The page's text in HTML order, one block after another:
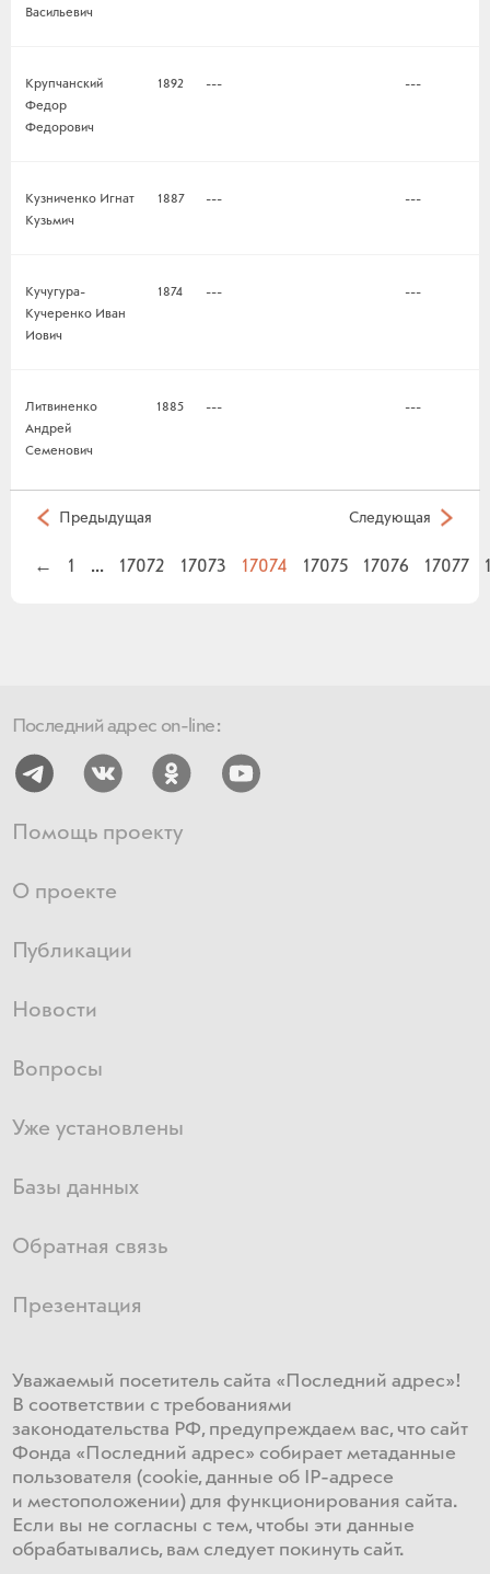
Васильевич
Крупчанский
Федор
Федорович
1892 --- ---
Кузниченко Игнат
Кузьмич
1887 --- ---
Кучугура-
Кучеренко Иван
Иович
1874 --- ---
Литвиненко
Андрей
Семенович
1885 --- ---
Предыдущая Следующая
← 1 ... 17072 17073 17074 17075 17076 17077
Последний адрес on-line:
Помощь проекту
О проекте
Публикации
Новости
Вопросы
Уже установлены
Базы данных
Обратная связь
Презентация
Уважаемый посетитель сайта «Последний адрес»!
В соответствии с требованиями
законодательства РФ, предупреждаем вас, что сайт
Фонда «Последний адрес» собирает метаданные
пользователя (cookie, данные об IP-адресе
и местоположении) для функционирования сайта​.
Если ​вы не согласны с тем, чтобы эти данные
обрабатывались, ​вам ​следует покинуть сайт.